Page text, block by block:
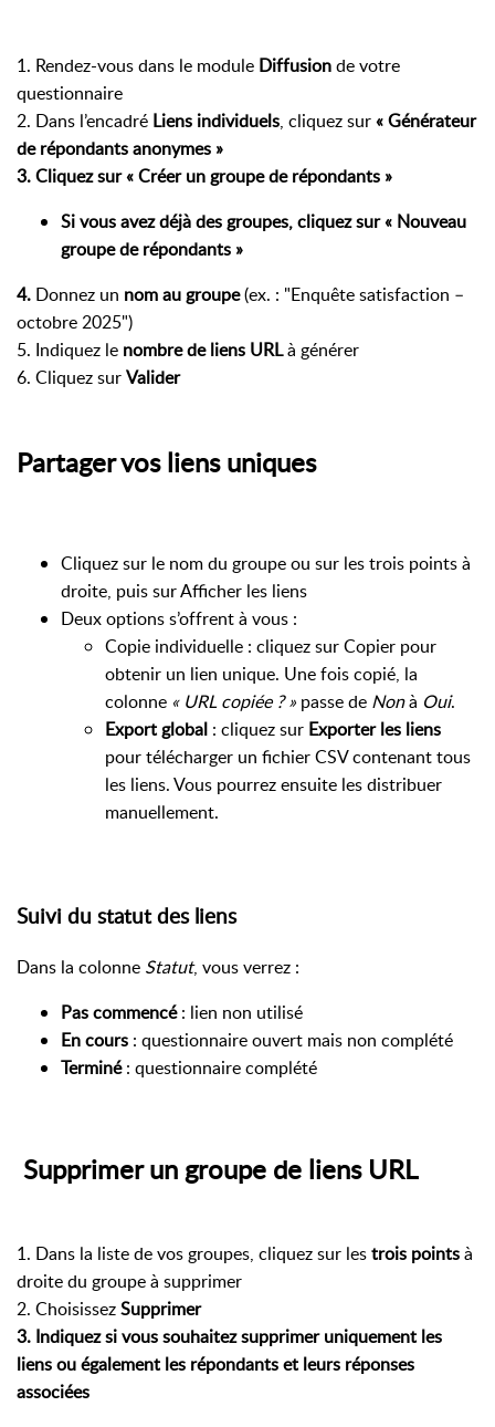
1. Rendez-vous dans le module Diffusionde votre
questionnaire
2. Dans l’encadré Liens individuels, cliquez sur« Générateur
de répondants anonymes »
3. Cliquez sur« Créer un groupe de répondants »
Si vous avez déjà des groupes, cliquez sur« Nouveau
groupe de répondants »
4. Donnez un nom au groupe(ex. : "Enquête satisfaction –
octobre 2025")
5. Indiquez le nombre de liens URLà générer
6. Cliquez surValider
Partager vos liens uniques
Cliquez sur le nom du groupe ou sur les trois points à
droite, puis sur Afficher les liens
Deux options s’offrent à vous :
Copie individuelle : cliquez sur Copier pour
obtenir un lien unique. Une fois copié, la
colonne « URL copiée ? » passe de Nonà Oui.
Export global : cliquez sur Exporter les liens
pour télécharger un fichier CSV contenant tous
les liens. Vous pourrez ensuite les distribuer
manuellement.
Suivi du statut des liens
Dans la colonne Statut, vous verrez :
Pas commencé: lien non utilisé
En cours : questionnaire ouvert mais non complété
Terminé: questionnaire complété
Supprimer un groupe de liens URL
1. Dans la liste de vos groupes, cliquez sur lestrois pointsà
droite du groupe à supprimer
2. ChoisissezSupprimer
3. Indiquez si vous souhaitezsupprimer uniquement les
liensou également les répondants et leurs réponses
associées